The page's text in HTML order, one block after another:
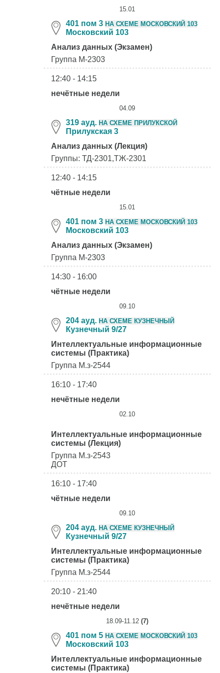
15.01
401 пом 3 НА СХЕМЕ МОСКОВСКИЙ 103
Московский 103
Анализ данных (Экзамен)
Группа М-2303
12:40 - 14:15
нечётные недели
04.09
319 ауд. НА СХЕМЕ ПРИЛУКСКОЙ
Прилукская 3
Анализ данных (Лекция)
Группы: ТД-2301,ТЖ-2301
12:40 - 14:15
чётные недели
15.01
401 пом 3 НА СХЕМЕ МОСКОВСКИЙ 103
Московский 103
Анализ данных (Экзамен)
Группа М-2303
14:30 - 16:00
чётные недели
09.10
204 ауд. НА СХЕМЕ КУЗНЕЧНЫЙ
Кузнечный 9/27
Интеллектуальные информационные
системы (Практика)
Группа М.з-2544
16:10 - 17:40
нечётные недели
02.10
Интеллектуальные информационные
системы (Лекция)
Группа М.з-2543
ДОТ
16:10 - 17:40
чётные недели
09.10
204 ауд. НА СХЕМЕ КУЗНЕЧНЫЙ
Кузнечный 9/27
Интеллектуальные информационные
системы (Практика)
Группа М.з-2544
20:10 - 21:40
нечётные недели
18.09-11.12 (7)
401 пом 5 НА СХЕМЕ МОСКОВСКИЙ 103
Московский 103
Интеллектуальные информационные
системы (Практика)